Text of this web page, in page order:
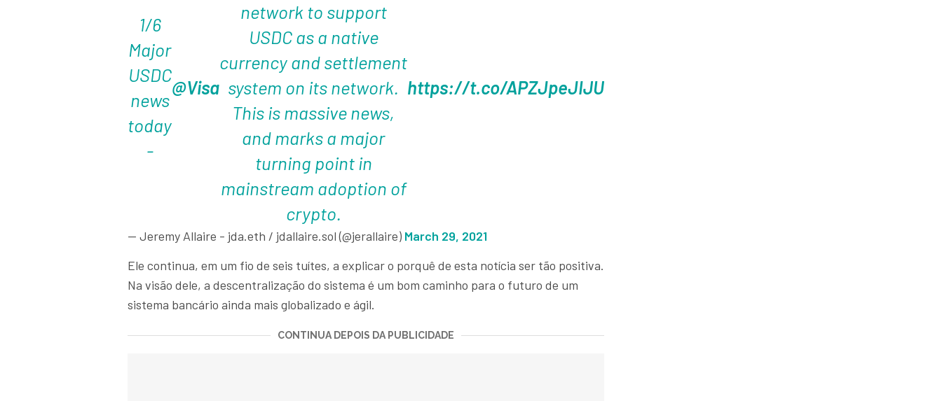
1/6
Major
USDC
news
today
-
@Visa
network to support
USDC as a native
currency and settlement
system on its network.
This is massive news,
and marks a major
turning point in
mainstream adoption of
crypto.
https://t.co/APZJpeJIJU
— Jeremy Allaire - jda.eth / jdallaire.sol (@jerallaire) March 29, 2021
Ele continua, em um fio de seis tuítes, a explicar o porquê de esta notícia ser tão positiva.
Na visão dele, a descentralização do sistema é um bom caminho para o futuro de um
sistema bancário ainda mais globalizado e ágil.
CONTINUA DEPOIS DA PUBLICIDADE